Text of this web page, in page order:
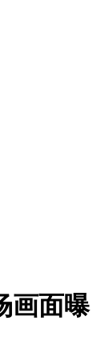
画面曝